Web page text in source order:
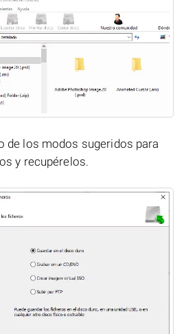
de los modos sugeridos para
y recupérelos.